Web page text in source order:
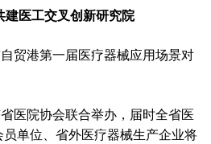
医工交叉创新研究院
贸港第一届医疗器械应用场景对
医院协会联合举办，届时全省医
单位、省外医疗器械生产企业将